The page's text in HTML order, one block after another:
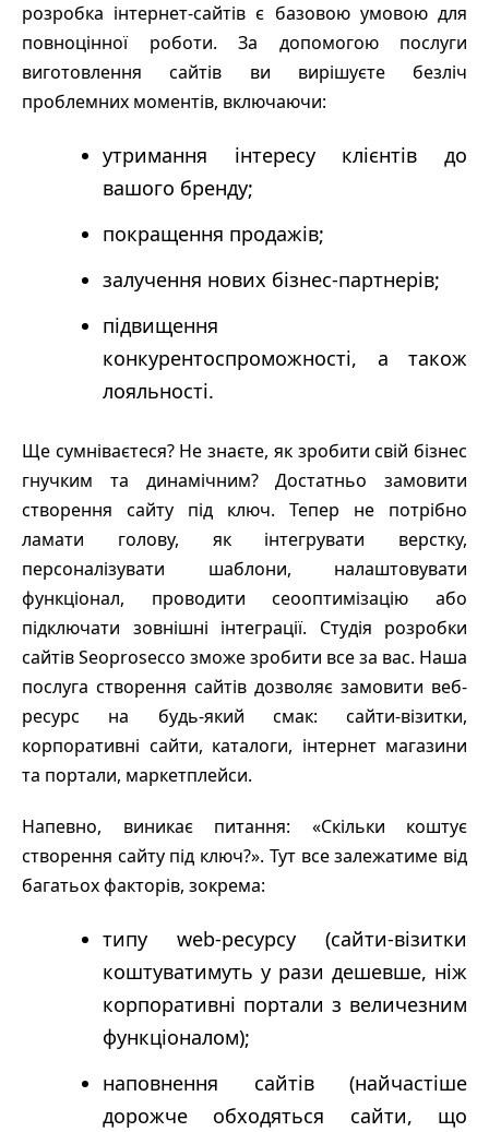
розробка інтернет-сайтів є базовою умовою для
повноцінної роботи. За допомогою послуги
виготовлення сайтів ви вирішуєте безліч
проблемних моментів, включаючи:
утримання інтересу клієнтів до
вашого бренду;
покращення продажів;
залучення нових бізнес-партнерів;
підвищення
конкурентоспроможності, а також
лояльності.
Ще сумніваєтеся? Не знаєте, як зробити свій бізнес
гнучким та динамічним? Достатньо замовити
створення сайту під ключ. Тепер не потрібно
ламати голову, як інтегрувати верстку,
персоналізувати шаблони, налаштовувати
функціонал, проводити сеооптимізацію або
підключати зовнішні інтеграції. Студія розробки
сайтів Seoprosecco зможе зробити все за вас. Наша
послуга створення сайтів дозволяє замовити веб-
ресурс на будь-який смак: сайти-візитки,
корпоративні сайти, каталоги, інтернет магазини
та портали, маркетплейси.
Напевно, виникає питання: «Скільки коштує
створення сайту під ключ?». Тут все залежатиме від
багатьох факторів, зокрема:
типу web-ресурсу (сайти-візитки
коштуватимуть у рази дешевше, ніж
корпоративні портали з величезним
функціоналом);
наповнення сайтів (найчастіше
дорожче обходяться сайти, що